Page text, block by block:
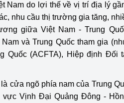
Nam do lợi thế về vị trí địa lý
nhu cầu thị trường gia tăng,
giữa Việt Nam - Trung
và Trung Quốc tham gia
Quốc (ACFTA), Hiệp định Đối
cửa ngõ phía nam của Trung
vực Vịnh Đại Quảng Đông -